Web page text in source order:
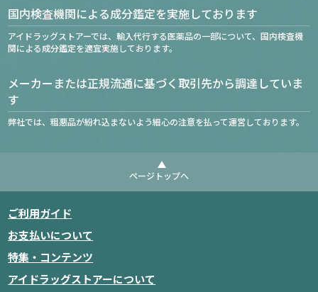
国内検査機関による成分鑑定を実施しております
アイドラッグストアーでは、輸入代行する医薬品の一部について、国内検査機
関による成分鑑定を適宜実施しております。
メーカーまたは正規流通に基づく取引先から調達していま
す
弊社では、粗悪品が紛れ込まないよう細心の注意を払って運営しております。
ページトップへ
ご利用ガイド
お支払いについて
特集・コンテンツ
アイドラッグストアーについて